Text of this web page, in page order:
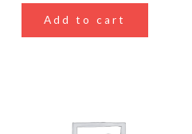
Add to cart